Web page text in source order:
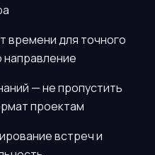
времени для точного
направление
— не пропустить
проектам
встреч и